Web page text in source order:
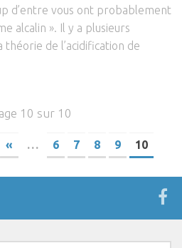
d’entre vous ont probablement
alcalin ». Il y a plusieurs
de l’acidification de
10 sur 10
« … 6 7 8 9 10